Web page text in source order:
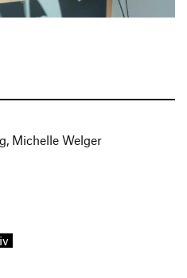
Michelle Welger